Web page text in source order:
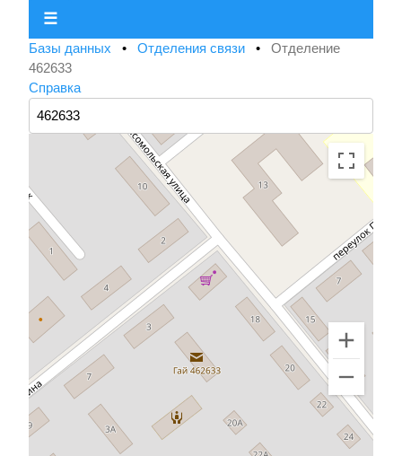
☰
Базы данных • Отделения связи • Отделение
462633
Справка